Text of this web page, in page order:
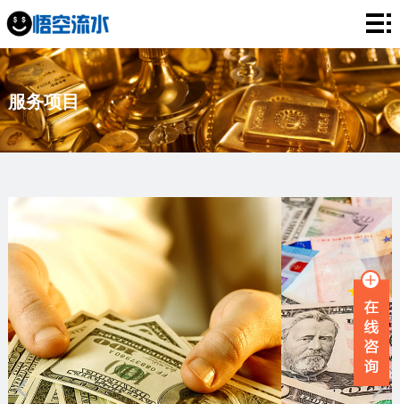
网
站
首
页
银
行
流
工
资
薪
水
流
务
项
目
新
闻
资
讯
品
牌
故
联
系
服务项目